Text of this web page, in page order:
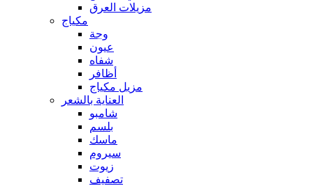
مزيلات العرق
مكياج
وجة
عيون
شفاه
أظافر
مزيل مكياج
العناية بالشعر
شامبو
بلسم
ماسك
سيروم
زيوت
تصفيف